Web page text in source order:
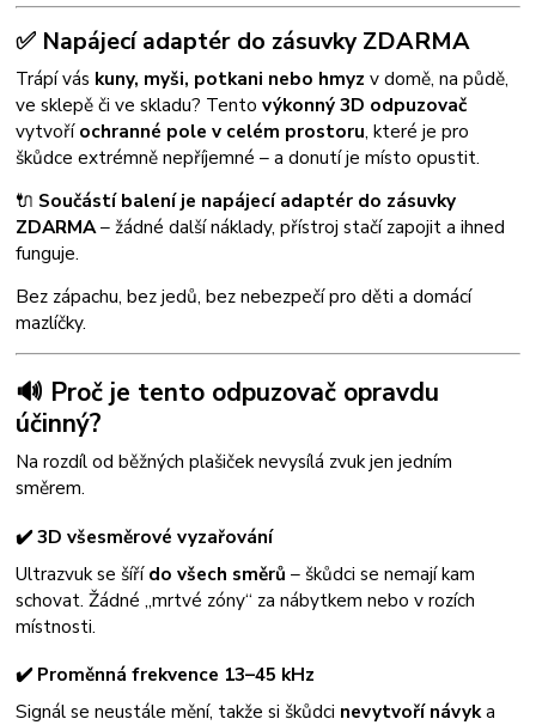
✅ Napájecí adaptér do zásuvky ZDARMA
Trápí vás kuny, myši, potkani nebo hmyz v domě, na půdě,
ve sklepě či ve skladu? Tentovýkonný 3D odpuzovač
vytvoříochranné pole v celém prostoru, které je pro
škůdce extrémně nepříjemné – a donutí je místo opustit.
🔌 Součástí balení je napájecí adaptér do zásuvky
ZDARMA– žádné další náklady, přístroj stačí zapojit a ihned
funguje.
Bez zápachu, bez jedů, bez nebezpečí pro děti a domácí
mazlíčky.
🔊 Proč je tento odpuzovač opravdu
účinný?
Na rozdíl od běžných plašiček nevysílá zvuk jen jedním
směrem.
✔️ 3D všesměrové vyzařování
Ultrazvuk se šířído všech směrů – škůdci se nemají kam
schovat. Žádné „mrtvé zóny“ za nábytkem nebo v rozích
místnosti.
✔️ Proměnná frekvence 13–45 kHz
Signál se neustále mění, takže si škůdci nevytvoří návyka